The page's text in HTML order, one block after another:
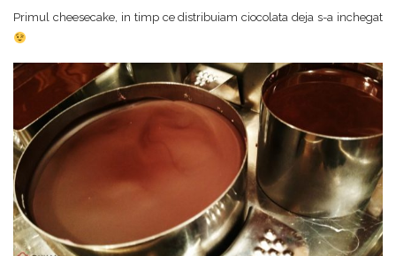
Primul cheesecake, in timp ce distribuiam ciocolata deja s-a inchegat